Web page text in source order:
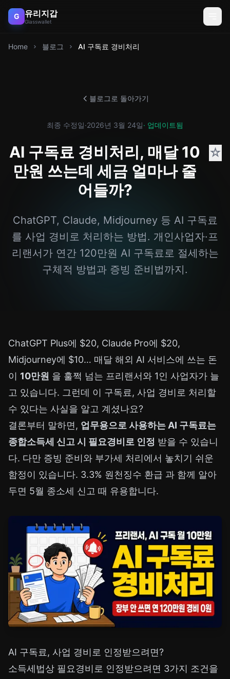
G 유리지갑
Glasswallet
Home 블로그 AI 구독료 경비처리
블로그로 돌아가기
최종 수정일·2026년 3월 24일· 업데이트됨
AI 구독료 경비처리, 매달 10
만원 쓰는데 세금 얼마나 줄
어들까?
☆
ChatGPT, Claude, Midjourney 등 AI 구독료
를 사업 경비로 처리하는 방법. 개인사업자·프
리랜서가 연간 120만원 AI 구독료로 절세하는
구체적 방법과 증빙 준비법까지.
ChatGPT Plus에 $20, Claude Pro에 $20,
Midjourney에 $10… 매달 해외 AI 서비스에 쓰는 돈
이 10만원 을 훌쩍 넘는 프리랜서와 1인 사업자가 늘
고 있습니다. 그런데 이 구독료, 사업 경비로 처리할
수 있다는 사실을 알고 계셨나요?
결론부터 말하면, 업무용으로 사용하는 AI 구독료는
종합소득세 신고 시 필요경비로 인정 받을 수 있습니
다. 다만 증빙 준비와 부가세 처리에서 놓치기 쉬운
함정이 있습니다. 3.3% 원천징수 환급 과 함께 알아
두면 5월 종소세 신고 때 유용합니다.
AI 구독료, 사업 경비로 인정받으려면?
소득세법상 필요경비로 인정받으려면 3가지 조건을